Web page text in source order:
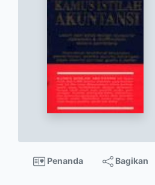
Penanda Bagikan